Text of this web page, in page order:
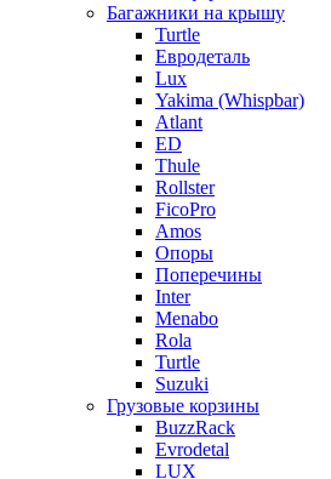
Багажники на крышу
Turtle
Евродеталь
Lux
Yakima (Whispbar)
Atlant
ED
Thule
Rollster
FicoPro
Amos
Опоры
Поперечины
Inter
Menabo
Rola
Turtle
Suzuki
Грузовые корзины
BuzzRack
Evrodetal
LUX